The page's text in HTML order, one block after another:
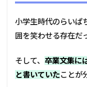
小学生時代のらいぱ
囲を笑わせる存在だ
そして、 卒業文集に
と書いていたことが